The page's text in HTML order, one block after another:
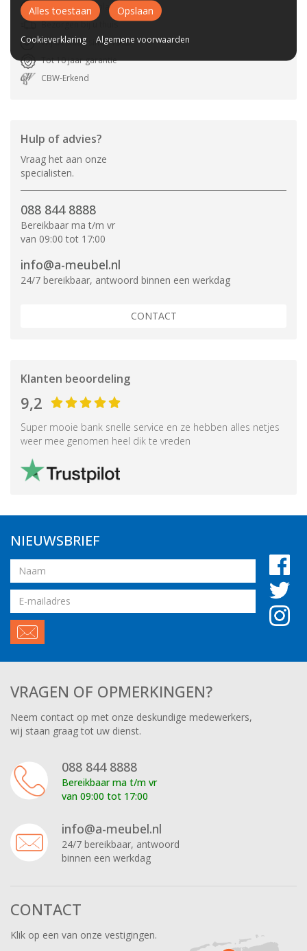
Gratis parkeerplaats
Bezorgen bij u thuis
Wij bestaan sinds 1992!
Tot 10 jaar garantie
CBW-Erkend
Hulp of advies?
Vraag het aan onze
specialisten.
088 844 8888
Bereikbaar ma t/m vr
van 09:00 tot 17:00
info@a-meubel.nl
24/7 bereikbaar, antwoord binnen een werkdag
CONTACT
Klanten beoordeling
9,2
Super mooie bank snelle service en ze hebben alles netjes
weer mee genomen heel dik te vreden
NIEUWSBRIEF
Naam
Email
VRAGEN OF OPMERKINGEN?
Neem contact op met onze deskundige medewerkers,
wij staan graag tot uw dienst.
088 844 8888
Bereikbaar ma t/m vr
van 09:00 tot 17:00
info@a-meubel.nl
24/7 bereikbaar, antwoord
binnen een werkdag
CONTACT
Klik op een van onze vestigingen.
Alles toestaan Opslaan
Cookieverklaring Algemene voorwaarden